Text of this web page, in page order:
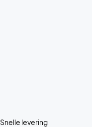
Snelle levering